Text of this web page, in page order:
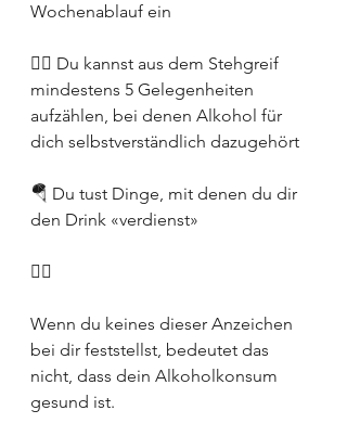
Wochenablauf ein
✋🏽 Du kannst aus dem Stehgreif
mindestens 5 Gelegenheiten
aufzählen, bei denen Alkohol für
dich selbstverständlich dazugehört
🪂 Du tust Dinge, mit denen du dir
den Drink «verdienst»
👇🏻
Wenn du keines dieser Anzeichen
bei dir feststellst, bedeutet das
nicht, dass dein Alkoholkonsum
gesund ist.